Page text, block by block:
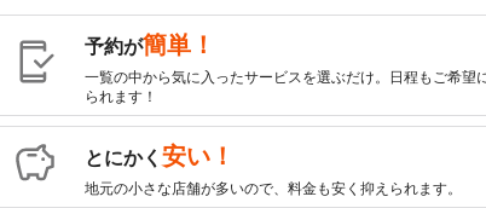
予約が簡単！
一覧の中から気に入ったサービスを選ぶだけ。日程もご希望
られます！
とにかく安い！
地元の小さな店舗が多いので、料金も安く抑えられます。